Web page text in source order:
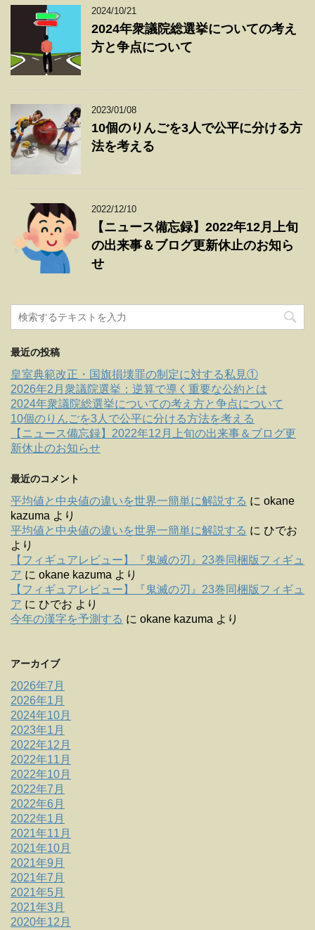
2024/10/21
2024年衆議院総選挙についての考え
方と争点について
2023/01/08
10個のりんごを3人で公平に分ける方
法を考える
2022/12/10
【ニュース備忘録】2022年12月上旬
の出来事＆ブログ更新休止のお知ら
せ
最近の投稿
皇室典範改正・国旗損壊罪の制定に対する私見①
2026年2月衆議院選挙：逆算で導く重要な公約とは
2024年衆議院総選挙についての考え方と争点について
10個のりんごを3人で公平に分ける方法を考える
【ニュース備忘録】2022年12月上旬の出来事＆ブログ更
新休止のお知らせ
最近のコメント
平均値と中央値の違いを世界一簡単に解説する に okane
kazuma より
平均値と中央値の違いを世界一簡単に解説する に ひでお
より
【フィギュアレビュー】『鬼滅の刃』23巻同梱版フィギュ
ア に okane kazuma より
【フィギュアレビュー】『鬼滅の刃』23巻同梱版フィギュ
ア に ひでお より
今年の漢字を予測する に okane kazuma より
アーカイブ
2026年7月
2026年1月
2024年10月
2023年1月
2022年12月
2022年11月
2022年10月
2022年7月
2022年6月
2022年1月
2021年11月
2021年10月
2021年9月
2021年7月
2021年5月
2021年3月
2020年12月